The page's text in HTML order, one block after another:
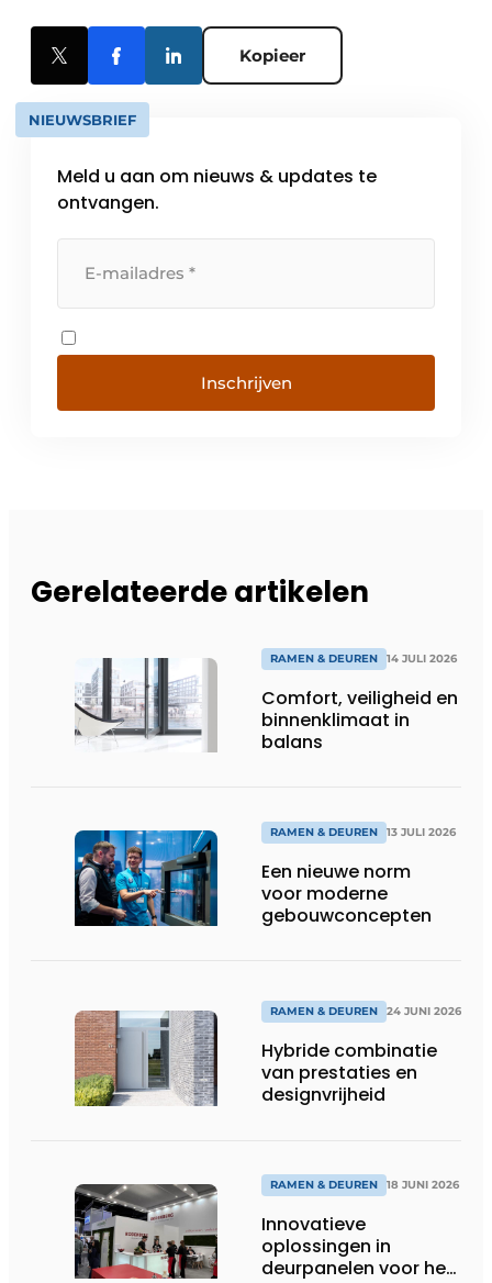
Kopieer
NIEUWSBRIEF
Meld u aan om nieuws & updates te
ontvangen.
Inschrijven
Gerelateerde artikelen
RAMEN & DEUREN 14 JULI 2026
Comfort, veiligheid en
binnenklimaat in
balans
RAMEN & DEUREN 13 JULI 2026
Een nieuwe norm
voor moderne
gebouwconcepten
RAMEN & DEUREN 24 JUNI 2026
Hybride combinatie
van prestaties en
designvrijheid
RAMEN & DEUREN 18 JUNI 2026
Innovatieve
oplossingen in
deurpanelen voor het